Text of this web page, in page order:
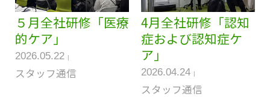
５月全社研修「医療
的ケア」
2026.05.22
スタッフ通信
4月全社研修「認知
症および認知症ケ
ア」
2026.04.24
スタッフ通信